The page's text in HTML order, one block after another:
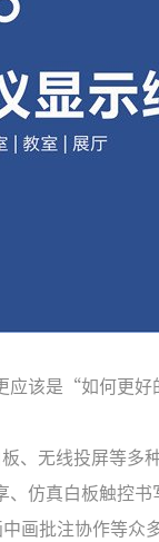
该是“如何更好
、无线投屏等多
仿真白板触控
中画批注协作等